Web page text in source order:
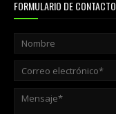
FORMULARIO DE CONTACTO